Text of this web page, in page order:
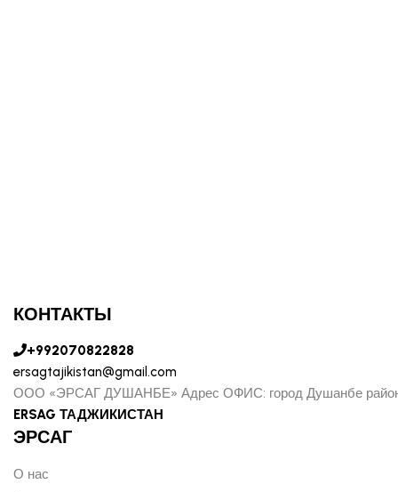
КОНТАКТЫ
+992070822828
ersagtajikistan@gmail.com
ООО «ЭРСАГ ДУШАНБЕ» Адрес ОФИС: город Душанбе
ERSAG ТАДЖИКИСТАН
ЭРСАГ
О нас